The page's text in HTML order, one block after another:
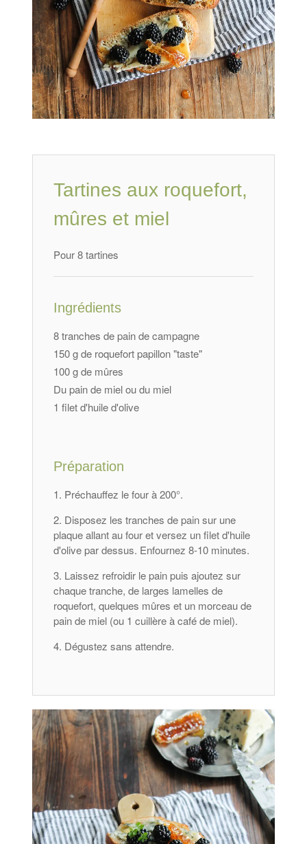
Tartines aux roquefort,
mûres et miel
Pour 8 tartines
Ingrédients
8 tranches de pain de campagne
150 g de roquefort papillon "taste"
100 g de mûres
Du pain de miel ou du miel
1 filet d'huile d'olive
Préparation
Préchauffez le four à 200°.
Disposez les tranches de pain sur une
plaque allant au four et versez un filet d'huile
d'olive par dessus. Enfournez 8-10 minutes.
Laissez refroidir le pain puis ajoutez sur
chaque tranche, de larges lamelles de
roquefort, quelques mûres et un morceau de
pain de miel (ou 1 cuillère à café de miel).
Dégustez sans attendre.